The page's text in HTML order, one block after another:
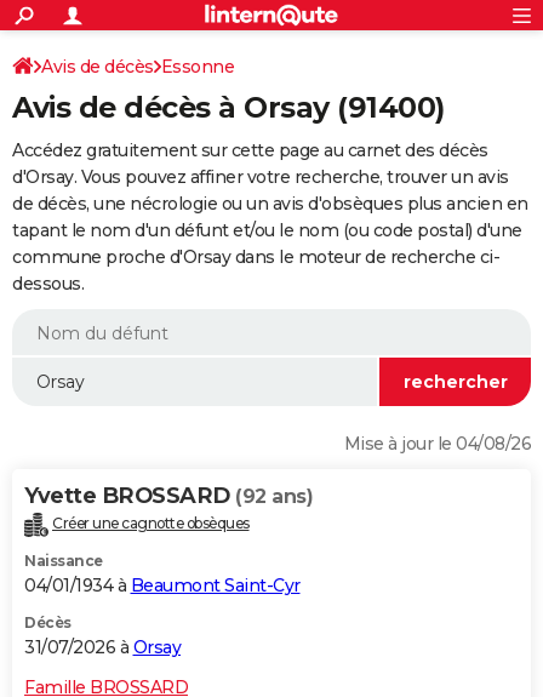
ACTUALITÉS
Politique
Société
Faits Divers
Education
Monde
Villes
+
SPORT
Coupe du monde 2026
Football
Tennis
Cyclisme
Rugby
Forum
Programme TV
TNT
Streaming
Cinéma
Sorties cinéma
Musique
+
FINANCE
Retraite
Epargne
Immobilier
Risques naturels par ville
Assurance
AUTO
Essais
Réserver un essai
Citadines
Berlines
SUV
Forum auto
+
HIGH-TECH
BRICOLAGE
WEEK-END
Alimentation
Guide de la santé
Maladies
Médicaments
Sommeil
VOYAGE
Destinations
City break
Voyage nature
Voyage de noces
Forum
Climat
+PHOTO
GUIDES D'ACHAT
Avis de décès Essonne
Avis de décès à Orsay (91400)
Accédez gratuitement sur cette page au carnet des décès
d'Orsay. Vous pouvez affiner votre recherche, trouver un avis
de décès, une nécrologie ou un avis d'obsèques plus ancien en
tapant le nom d'un défunt et/ou le nom (ou code postal) d'une
commune proche d'Orsay dans le moteur de recherche ci-
dessous.
Mise à jour le 04/08/26
Yvette BROSSARD (92 ans)
Créer une cagnotte obsèques
Naissance
04/01/1934 à Beaumont Saint-Cyr
Décès
31/07/2026 à Orsay
Famille BROSSARD